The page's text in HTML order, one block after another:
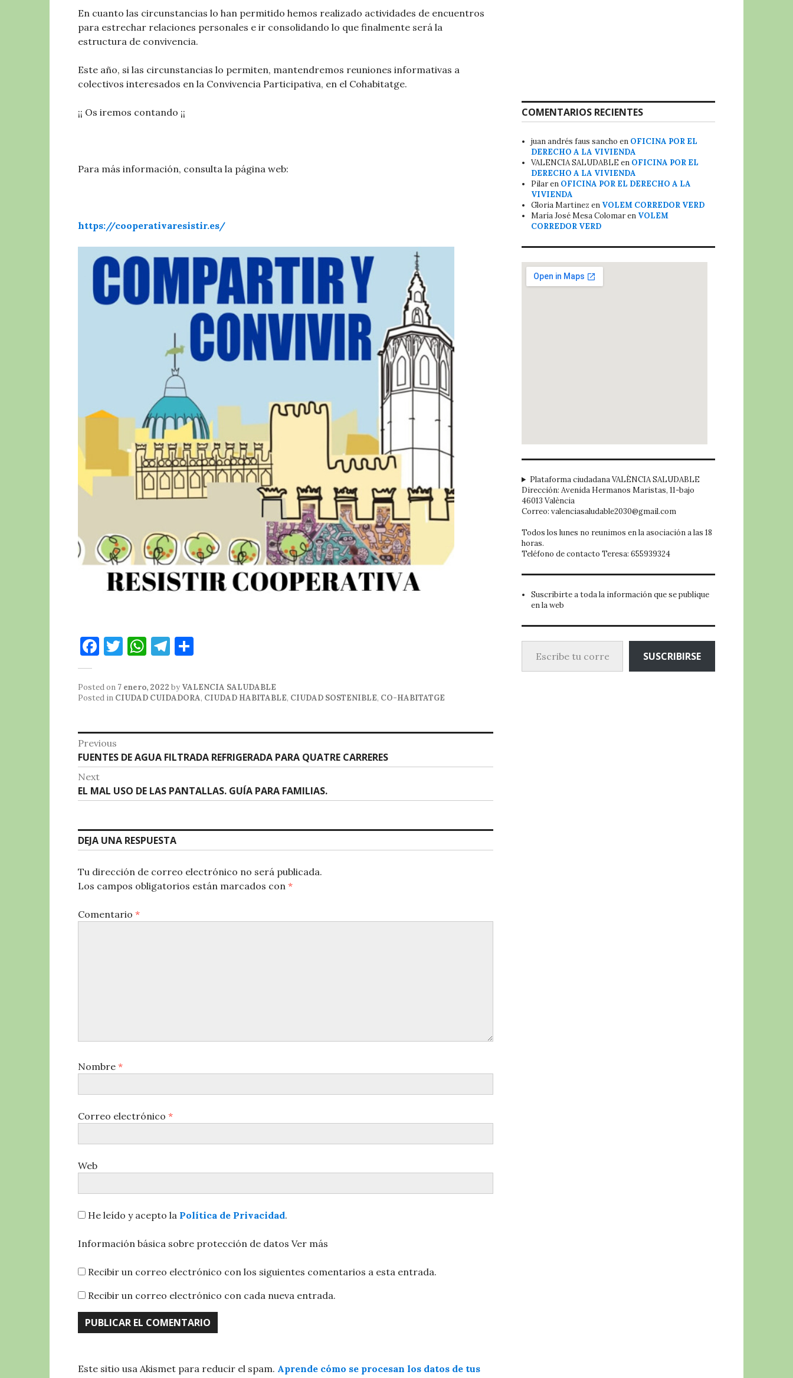
En cuanto las circunstancias lo han permitido hemos realizado actividades de encuentros
para estrechar relaciones personales e ir consolidando lo que finalmente será la
estructura de convivencia.
Este año, si las circunstancias lo permiten, mantendremos reuniones informativas a
colectivos interesados en la Convivencia Participativa, en el Cohabitatge.
¡¡ Os iremos contando ¡¡
Para más información, consulta la página web:
https://cooperativaresistir.es/
F
c
e
o
o
k
T
it
te
W
at
s
p
p
T
e
g
a
m
m
p
rt
ir
Posted on 7 enero, 2022 by VALENCIA SALUDABLE
Posted in CIUDAD CUIDADORA, CIUDAD HABITABLE, CIUDAD SOSTENIBLE, CO-HABITATGE
Navegación
de
entradas
Previous
Previous
post:
FUENTES DE AGUA FILTRADA REFRIGERADA PARA QUATRE CARRERES
Next
Next
post:
EL MAL USO DE LAS PANTALLAS. GUÍA PARA FAMILIAS.
DEJA UNA RESPUESTA
Tu dirección de correo electrónico no será publicada.
Los campos obligatorios están marcados con *
Comentario *
Nombre *
Correo electrónico *
Web
He leído y acepto la Política de Privacidad.
Información básica sobre protección de datos Ver más
Recibir un correo electrónico con los siguientes comentarios a esta entrada.
Recibir un correo electrónico con cada nueva entrada.
Este sitio usa Akismet para reducir el spam. Aprende cómo se procesan los datos de tus
COMENTARIOS RECIENTES
juan andrés faus sancho en OFICINA POR EL
DERECHO A LA VIVIENDA
VALENCIA SALUDABLE en OFICINA POR EL
DERECHO A LA VIVIENDA
Pilaren OFICINA POR EL DERECHO A LA
VIVIENDA
Gloria Martinez en VOLEM CORREDOR VERD
María José Mesa Colomaren VOLEM
CORREDOR VERD
Plataforma ciudadana VALÈNCIA SALUDABLE
Dirección: Avenida Hermanos Maristas, 11-bajo
46013 València
Correo: valenciasaludable2030@gmail.com
Todos los lunes no reunimos en la asociación a las 18
horas.
Teléfono de contacto Teresa: 655939324
Suscribirte a toda la información que se publique
en la web
Escribe tu correo electrónico…
SUSCRIBIRSE